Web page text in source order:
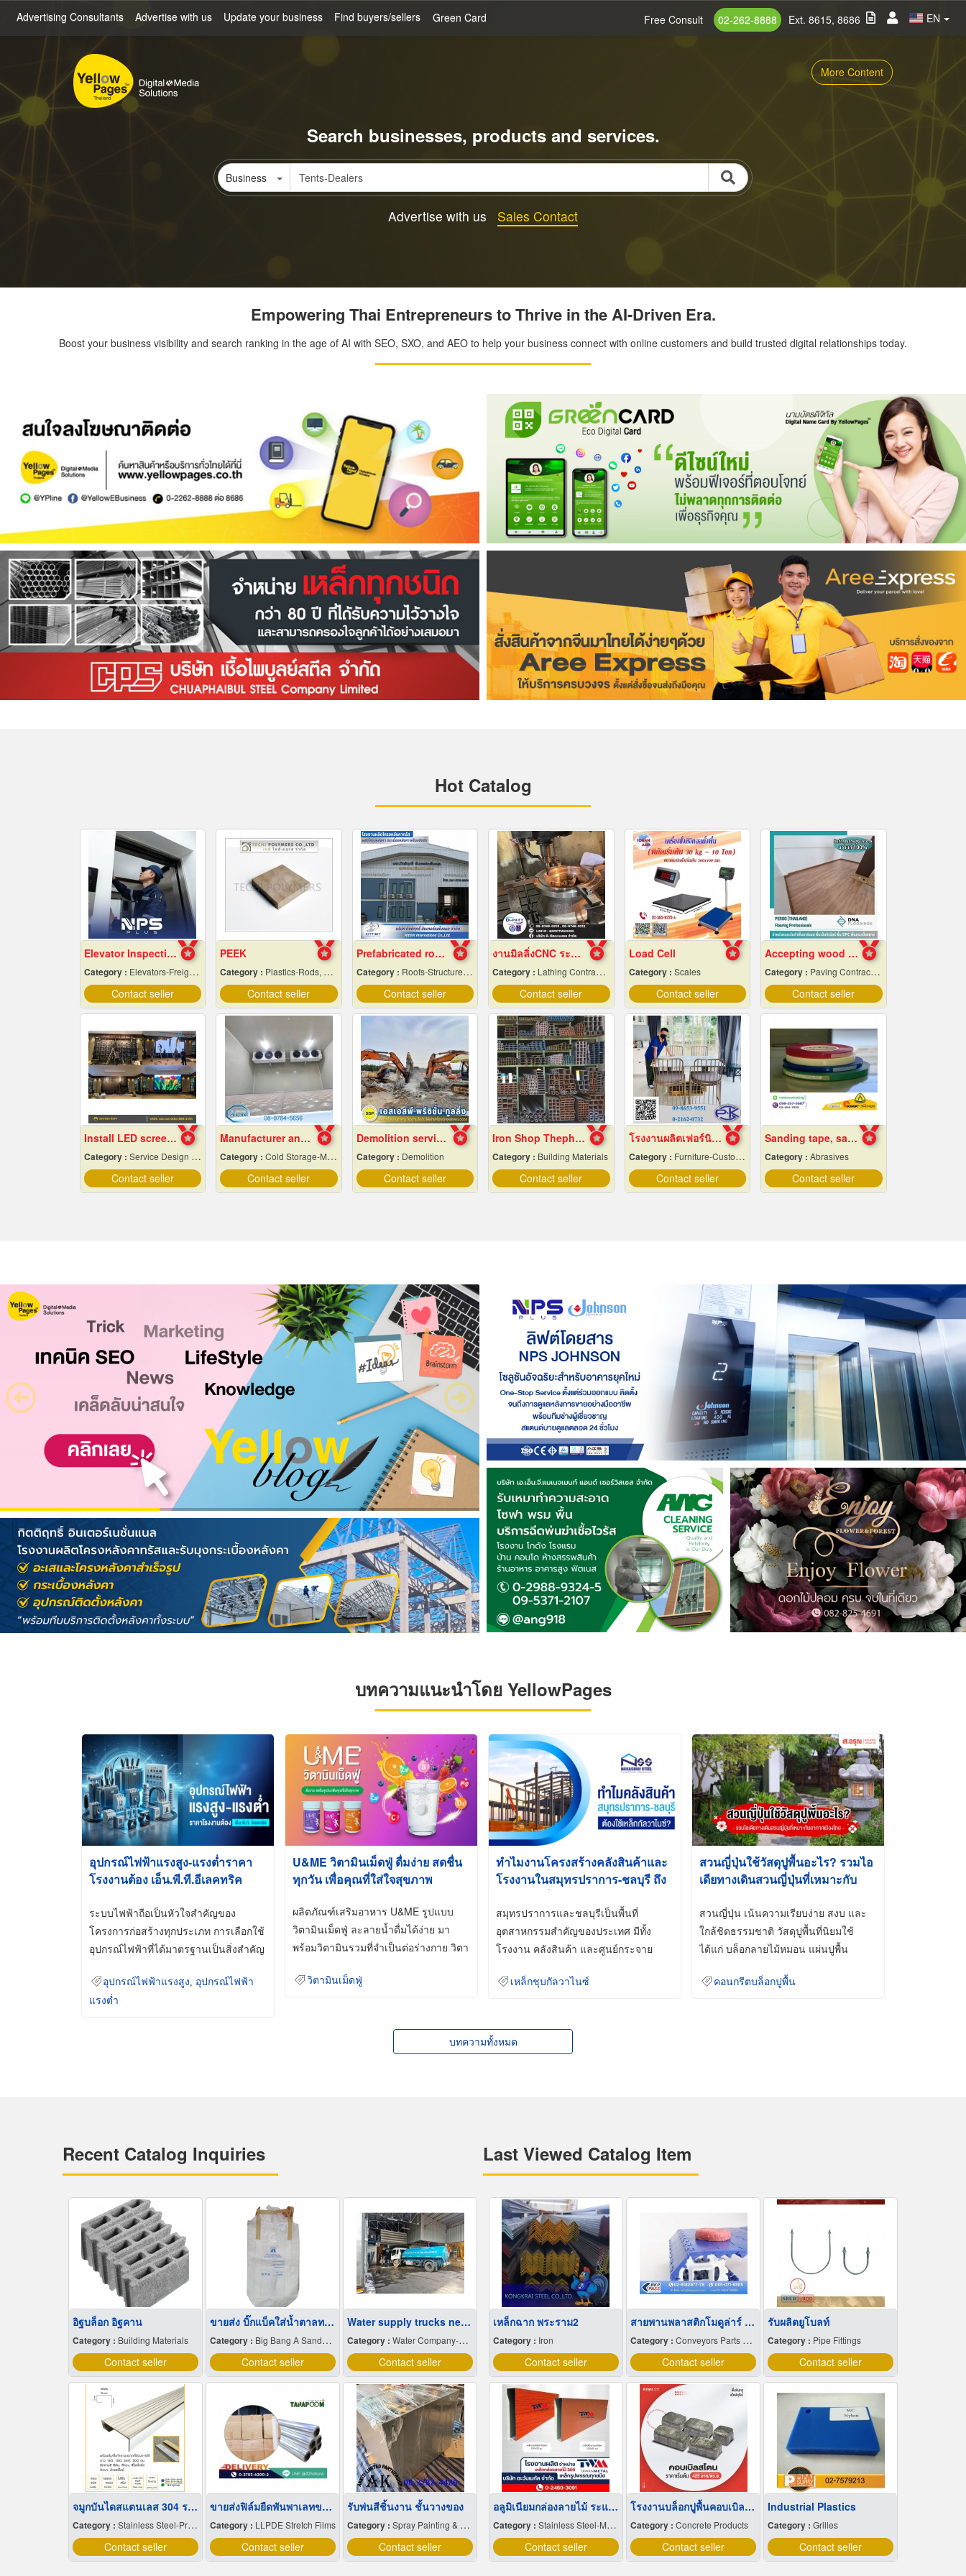
Advertising Consultants Advertise with us Update your business Find buyers/sellers Green Card EN
Free Consult 02-262-8888 Ext. 8615, 8686
More Content
Search businesses, products and services.
Business
Advertise with us Sales Contact
Empowering Thai Entrepreneurs to Thrive in the AI-Driven Era.
Boost your business visibility and search ranking in the age of AI with SEO, SXO, and AEO to help your business connect with online customers and build trusted digital relationships today.
Hot Catalog
Elevator Inspection and Maintenance Services
Category : Elevators-Freight & Passenger
Contact seller
PEEK
Category : Plastics-Rods, Tubes, Sheets, Etc, Supply Centers
Contact seller
Prefabricated roof structure manufacturing plant
Category : Roofs-Structures & Trusses
Contact seller
งานมิลลิ่งCNC ระยอง
Category : Lathing Contractors
Contact seller
Load Cell
Category : Scales
Contact seller
Accepting wood pattern rubber tile flooring
Category : Paving Contractors
Contact seller
Install LED screens in hotel banquet halls
Category : Service Design And Advertising 24 Hours.
Contact seller
Manufacturer and installer of prefabricated cold r
Category : Cold Storage-Manufacturers & Installation Designer
Contact seller
Demolition services in Samut Prakan
Category : Demolition
Contact seller
Iron Shop Thepharak
Category : Building Materials
Contact seller
โรงงานผลิตเฟอร์นิเจอร์สเตนเลสหรู
Category : Furniture-Custom Made
Contact seller
Sanding tape, sandpaper
Category : Abrasives
Contact seller
บทความแนะนำโดย YellowPages
อุปกรณ์ไฟฟ้าแรงสูง-แรงต่ำราคา
โรงงานต้อง เอ็น.พี.ที.อีเลคทริค
ระบบไฟฟ้าถือเป็นหัวใจสำคัญของ
โครงการก่อสร้างทุกประเภท การเลือกใช้
อุปกรณ์ไฟฟ้าที่ได้มาตรฐานเป็นสิ่งสำคัญ
อุปกรณ์ไฟฟ้าแรงสูง
อุปกรณ์ไฟฟ้า
แรงต่ำ
U&ME วิตามินเม็ดฟู่ ดื่มง่าย สดชื่น
ทุกวัน เพื่อคุณที่ใส่ใจสุขภาพ
ผลิตภัณฑ์เสริมอาหาร U&ME รูปแบบ
วิตามินเม็ดฟู่ ละลายน้ำดื่มได้ง่าย มา
พร้อมวิตามินรวมที่จำเป็นต่อร่างกาย วิตา
วิตามินเม็ดฟู่
ทำไมงานโครงสร้างคลังสินค้าและ
โรงงานในสมุทรปราการ-ชลบุรี ถึง
Galvanized)
สมุทรปราการและชลบุรีเป็นพื้นที่
อุตสาหกรรมสำคัญของประเทศ มีทั้ง
โรงงาน คลังสินค้า และศูนย์กระจาย
เหล็กชุบกัลวาไนซ์
สวนญี่ปุ่นใช้วัสดุปูพื้นอะไร? รวมไอ
เดียทางเดินสวนญี่ปุ่นที่เหมาะกับ
สวนญี่ปุ่น เน้นความเรียบง่าย สงบ และ
ใกล้ชิดธรรมชาติ วัสดุปูพื้นที่นิยมใช้
ได้แก่ บล็อกลายไม้หมอน แผ่นปูพื้น
คอนกรีตบล็อกปูพื้น
บทความทั้งหมด
Recent Catalog Inquiries
อิฐบล็อก อิฐคาน
Category : Building Materials
Contact seller
ขายส่ง บิ๊กแบ็คใส่น้ำตาลทราย สมุทรปราการ
Category : Big Bang A Sandbag.
Contact seller
Water supply trucks near me
Category :Water Company-Bulk
Contact seller
จมูกบันไดสแตนเลส 304 ราคาโรงงาน
Category : Stainless Steel-Products
Contact seller
ขายส่งฟิล์มยืดพันพาเลทขนาดพันด้วยมือ Hand wrap
Category : LLPDE Stretch Films
Contact seller
รับพ่นสีชิ้นงาน ชั้นวางของ
Category :Spray Painting & Finishing
Contact seller
Last Viewed Catalog Item
เหล็กฉาก พระราม2
Category : Iron
Contact seller
สายพานพลาสติกโมดูล่าร์ (Modular Eurobelt)
Category : Conveyors Parts & Supplies
Contact seller
รับผลิตยูโบลท์
Category : Pipe Fittings
Contact seller
อลูมิเนียมกล่องลายไม้ ระแนงฝาผนัง ราคาส่ง
Category : Stainless Steel-Manufacture & Distributions
Contact seller
โรงงานบล็อกปูพื้นคอบเบิลสโตน พร้อมส่ง
Category : Concrete Products
Contact seller
Industrial Plastics
Category :Grilles
Contact seller